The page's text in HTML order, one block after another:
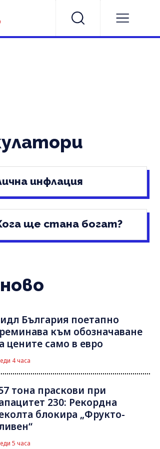
инфлация
ще стана богат?
България поетапно
към обозначаване
цените само в евро
4 часа
тона праскови при
230: Рекордна
блокира „Фрукто-
5 часа